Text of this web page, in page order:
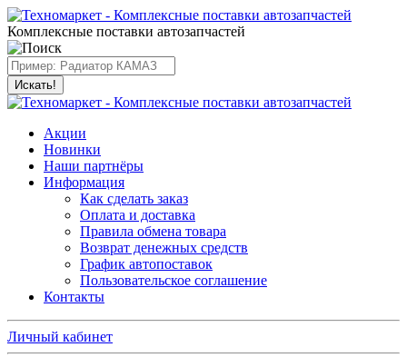
Комплексные поставки автозапчастей
Искать!
Акции
Новинки
Наши партнёры
Информация
Как сделать заказ
Оплата и доставка
Правила обмена товара
Возврат денежных средств
График автопоставок
Пользовательское соглашение
Контакты
Личный кабинет